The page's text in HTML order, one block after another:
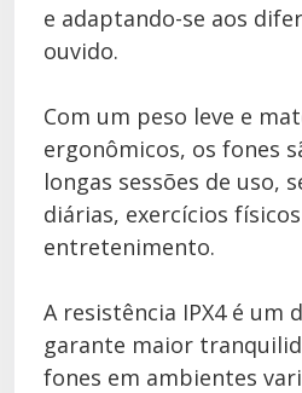
e adaptando-se aos
ouvido.
Com um peso leve e
ergonômicos, os fones
longas sessões de uso,
diárias, exercícios
entretenimento.
A resistência IPX4 é um
garante maior
fones em ambientes